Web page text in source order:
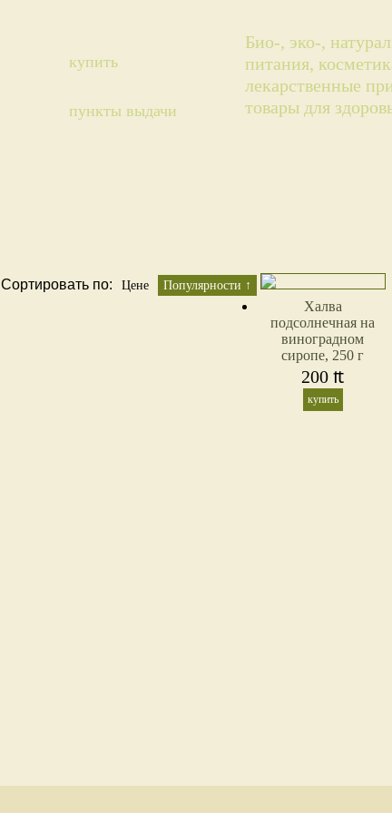
купить
пункты выдачи
Био-, эко-,
питания,
лекарственные
товары для
Сортировать по: Цене Популярности ↑
Халва
подсолнечная на
виноградном
сиропе, 250 г
200₶
купить